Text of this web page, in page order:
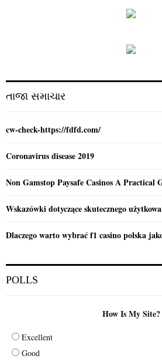
:
તાજા સમાચાર
cw-check-https://fdfd.com/
Coronavirus disease 2019
Non Gamstop Paysafe Casinos A Practical
Wskazówki dotyczące skutecznego
Dlaczego warto wybrać f1 casino polska
POLLS
How Is My Site?
Excellent
Good